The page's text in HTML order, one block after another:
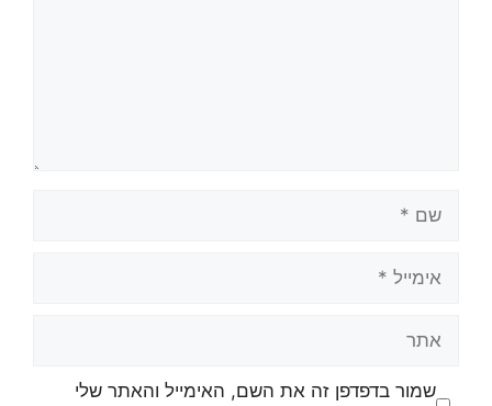
שמור בדפדפן זה את השם, האימייל והאתר שלי